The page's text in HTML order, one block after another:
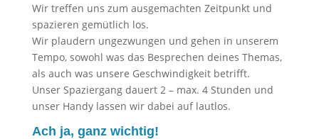
Wir treffen uns zum ausgemachten Zeitpunkt und
spazieren gemütlich los.
Wir plaudern ungezwungen und gehen in unserem
Tempo, sowohl was das Besprechen deines Themas,
als auch was unsere Geschwindigkeit betrifft.
Unser Spaziergang dauert 2 – max. 4 Stunden und
unser Handy lassen wir dabei auf lautlos.
Ach ja, ganz wichtig!